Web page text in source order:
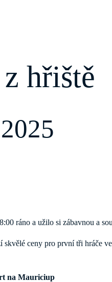
hřiště
ráno a užilo si zábavnou a
ceny pro první tři hráče
na Mauriciup